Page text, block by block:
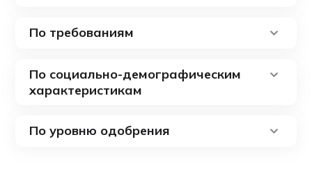
По требованиям
По социально-демографическим
характеристикам
По уровню одобрения